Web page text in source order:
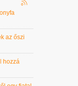
az őszi
hozzá